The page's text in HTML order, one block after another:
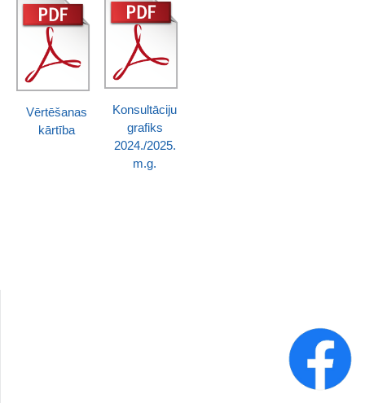
Vērtēšanas
kārtība
Konsultāciju
grafiks
2024./2025.
m.g.